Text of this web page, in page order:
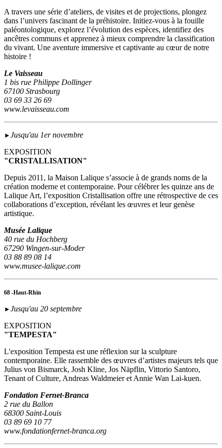
A travers une série d’ateliers, de visites et de projections, plongez
dans l’univers fascinant de la préhistoire. Initiez-vous à la fouille
paléontologique, explorez l’évolution des espèces, identifiez des
ancêtres communs et apprenez à mieux comprendre la classification
du vivant. Une aventure immersive et captivante au cœur de notre
histoire !
Le Vaisseau
1 bis rue Philippe Dollinger
67100 Strasbourg
03 69 33 26 69
www.levaisseau.com
► Jusqu'au 1er novembre
EXPOSITION
"CRISTALLISATION"
Depuis 2011, la Maison Lalique s’associe à de grands noms de la
création moderne et contemporaine. Pour célébrer les quinze ans de
Lalique Art, l’exposition Cristallisation offre une rétrospective de ces
collaborations d’exception, révélant les œuvres et leur genèse
artistique.
Musée Lalique
40 rue du Hochberg
67290 Wingen-sur-Moder
03 88 89 08 14
www.musee-lalique.com
68 -Haut-Rhin
► Jusqu'au 20 septembre
EXPOSITION
"TEMPESTA"
L'exposition Tempesta est une réflexion sur la sculpture
contemporaine. Elle rassemble des œuvres d’artistes majeurs tels que
Julius von Bismarck, Josh Kline, Jos Näpflin, Vittorio Santoro,
Tenant of Culture, Andreas Waldmeier et Annie Wan Lai-kuen.
Fondation Fernet-Branca
2 rue du Ballon
68300 Saint-Louis
03 89 69 10 77
www.fondationfernet-branca.org